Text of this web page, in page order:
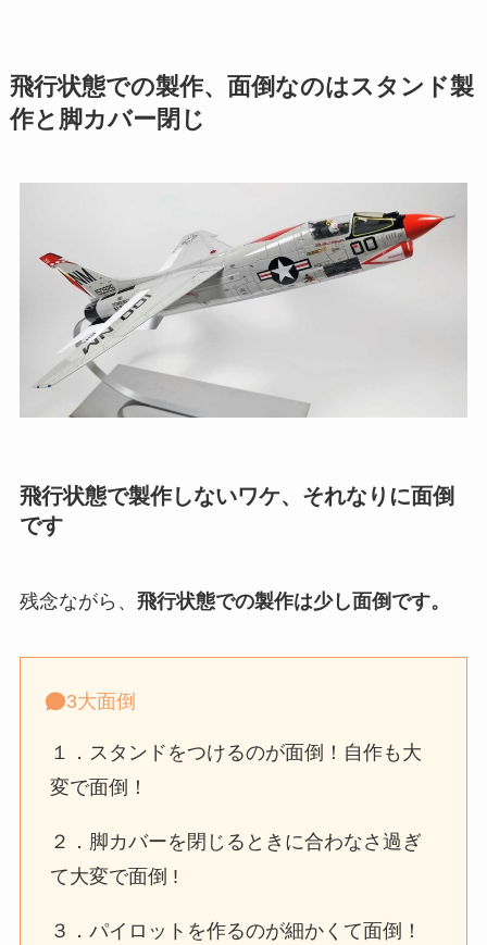
飛行状態での製作、面倒なのはスタンド製
作と脚カバー閉じ
飛行状態で製作しないワケ、それなりに面倒
です
残念ながら、 飛行状態での製作は少し面倒です。
3大面倒
１．スタンドをつけるのが面倒！自作も大
変で面倒！
２．脚カバーを閉じるときに合わなさ過ぎ
て大変で面倒 !
３．パイロットを作るのが細かくて面倒！